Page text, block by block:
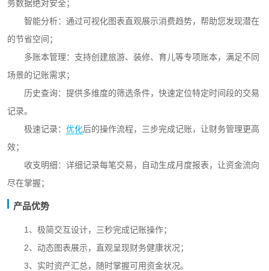
务数据绝对安全；
智能分析：通过可视化图表直观展示消费趋势，帮助您发现潜在
的节省空间；
多账本管理：支持创建旅游、装修、育儿等专项账本，满足不同
场景的记账需求；
历史查询：提供多维度的筛选条件，快速定位特定时间段的交易
记录。
极速记录： 优化后的操作流程，三步完成记账，让财务管理更高
效；
收支明细：详细记录每笔交易，自动生成月度报表，让资金流向
尽在掌握；
产品优势
1、极简交互设计，三秒完成记账操作；
2、动态图表展示，直观呈现财务健康状况；
3、实时资产汇总，随时掌握可用资金状况。